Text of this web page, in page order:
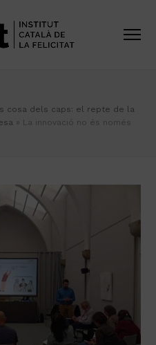
cosa dels caps: el repte de la
» La innovació no és només